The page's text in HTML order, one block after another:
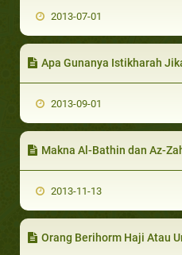
2013-07-01
Apa Gunanya Istikharah Jika Semua
2013-09-01
Makna Al-Bathin dan Az-
2013-11-13
Orang Berihorm Haji Atau Umroh